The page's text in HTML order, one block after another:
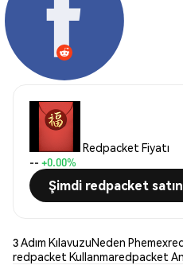
Redpacket Fiyatı
-- +0.00%
Şimdi redpacket satın
3 Adım KılavuzuNeden Phemex
redpacket Kullanmaredpacket